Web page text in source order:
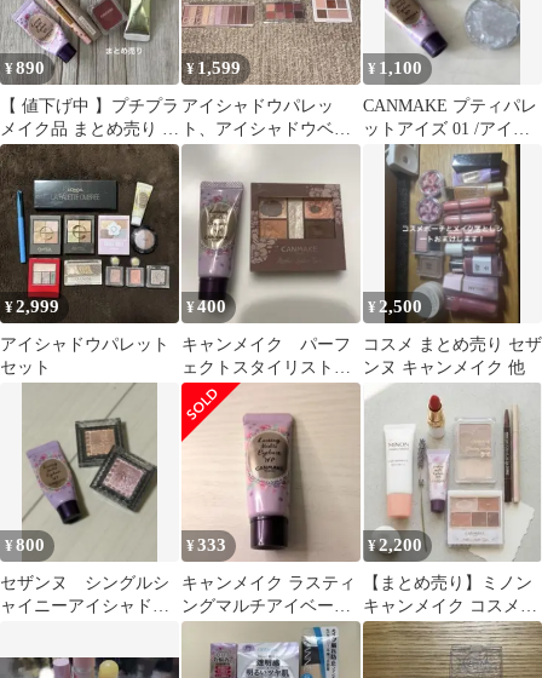
¥890
【 値下げ中 】プチプラ
メイク品 まとめ売り セ
ット
¥1,599
アイシャドウパレッ
ト、アイシャドウベー
ス まとめ売り
¥ 1,100
CANMAKE プティパレ
ットアイズ 01 /アイベ
ース/むにゅっとハイラ
イター
¥2,999
アイシャドウパレット
セット
¥400
キャンメイク パーフ
ェクトスタイリストア
イズ＋ラスティングマ
ルチアイベース
¥ 2,500
コスメ まとめ売り セザ
ンヌ キャンメイク 他
¥800
セザンヌ シングルシ
ャイニーアイシャド
¥333
キャンメイク ラスティ
ングマルチアイベース
WP01
¥2,200
【まとめ売り】ミノン
キャンメイク コスメセ
ット